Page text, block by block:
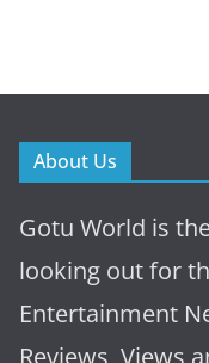
About Us
Gotu World is
looking out for
Entertainment
Reviews, Views